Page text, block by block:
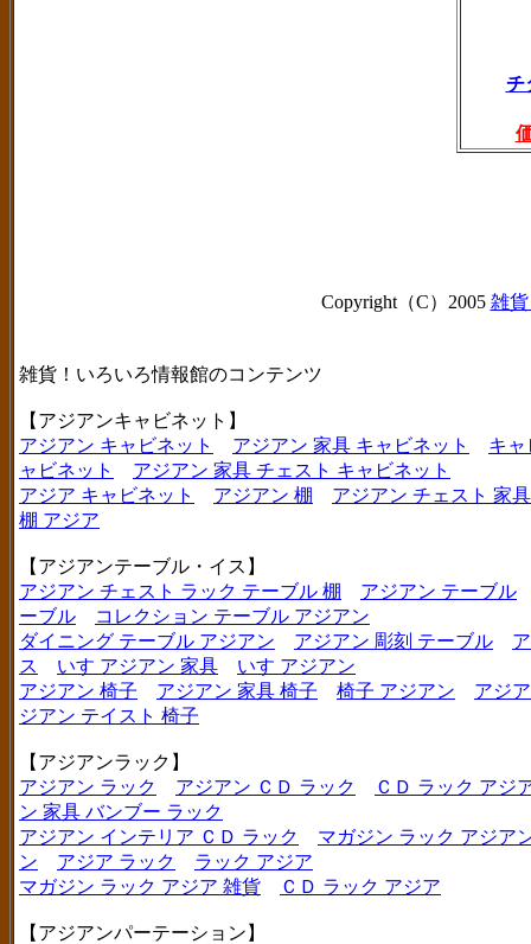
チ
Copyright（C）2005 雑
雑貨！いろいろ情報館のコンテンツ
【アジアンキャビネット】
アジアン キャビネット
アジアン 家具 キャビネット
キャ
ャビネット
アジアン 家具 チェスト キャビネット
アジア キャビネット
アジアン 棚
アジアン チェスト 家
棚 アジア
【アジアンテーブル・イス】
アジアン チェスト ラック テーブル 棚
アジアン テーブル
ーブル
コレクション テーブル アジアン
ダイニング テーブル アジアン
アジアン 彫刻 テーブル
ス
いす アジアン 家具
いす アジアン
アジアン 椅子
アジアン 家具 椅子 椅子 アジアン
アジ
ジアン テイスト 椅子
【アジアンラック】
アジアン ラック
アジアン ＣＤ ラック
ＣＤ ラック アジ
ン 家具 バンブー ラック
アジアン インテリア ＣＤ ラック
マガジン ラック アジア
ン
アジア ラック
ラック アジア
マガジン ラック アジア 雑貨
ＣＤ ラック アジア
【アジアンパーテーション】